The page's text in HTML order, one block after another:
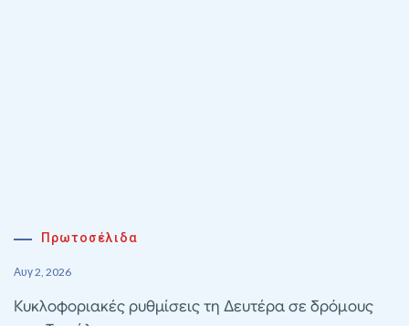
Πρωτοσέλιδα
Αυγ 2, 2026
Κυκλοφοριακές ρυθμίσεις τη Δευτέρα σε δρόμους